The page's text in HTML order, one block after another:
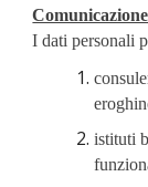
I dati personali
istituti